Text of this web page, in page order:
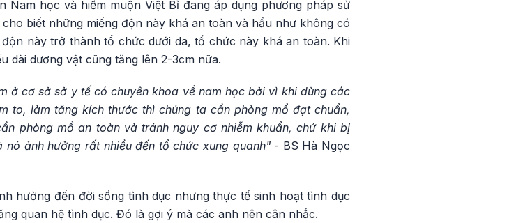
Nam học và hiếm muộn Việt Bỉ đang áp dụng phương pháp sử
biết những miếng độn này khá an toàn và hầu như không có
này trở thành tổ chức dưới da, tổ chức này khá an toàn. Khi
dài dương vật cũng tăng lên 2-3cm nữa.
ở cơ sở sở y tế có chuyên khoa về nam học bởi vì khi dùng các
to, làm tăng kích thước thì chúng ta cần phòng mổ đạt chuẩn,
phòng mổ an toàn và tránh nguy cơ nhiễm khuẩn, chứ khi bị
ảnh hưởng rất nhiều đến tổ chức xung quanh"- BS Hà Ngọc
hưởng đến đời sống tình dục nhưng thực tế sinh hoạt tình dục
quan hệ tình dục. Đó là gợi ý mà các anh nên cân nhắc.